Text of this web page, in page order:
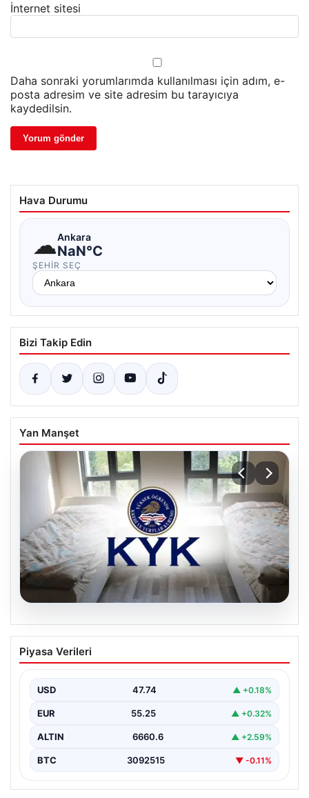
İnternet sitesi
Daha sonraki yorumlarımda kullanılması için adım, e-
posta adresim ve site adresim bu tarayıcıya
kaydedilsin.
Hava Durumu
☁Ankara
NaN°C
ŞEHIR SEÇ
Bizi Takip Edin
Yan Manşet
Menderes Belediye Başkanı İlkay Çiçek
Tutuklandı: Gelişmeler ve Detaylar
soruşturma kapsamında belediye başkanı İlkay Çiçek ve
14…
Piyasa Verileri
USD 47.74 ▲ +0.18%
EUR 55.25 ▲ +0.32%
ALTIN 6660.6 ▲ +2.59%
BTC 3092515 ▼ -0.11%